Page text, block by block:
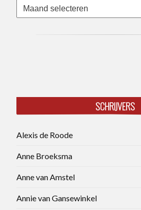
Archieven
SCHRIJVERS
Alexis de Roode
Anne Broeksma
Anne van Amstel
Annie van Gansewinkel